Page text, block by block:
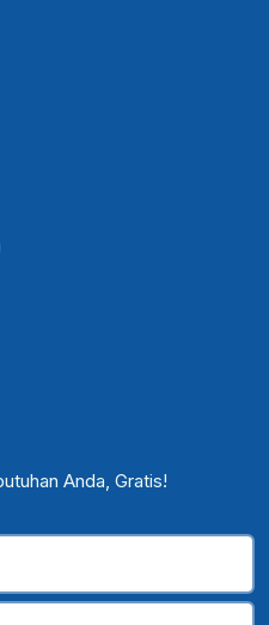
Anda, Gratis!